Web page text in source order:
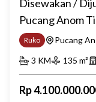
Disewakan /
Pucang Anom
Ruko
Pucang
3 KM 135 m²
Rp